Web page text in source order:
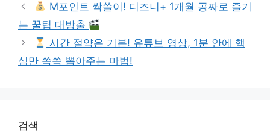
M포인트 싹쓸이! 디즈니+ 1개월 공짜로 즐기
는 꿀팁 대방출
시간 절약은 기본! 유튜브 영상, 1분 안에 핵
심만 쏙쏙 뽑아주는 마법!
검색